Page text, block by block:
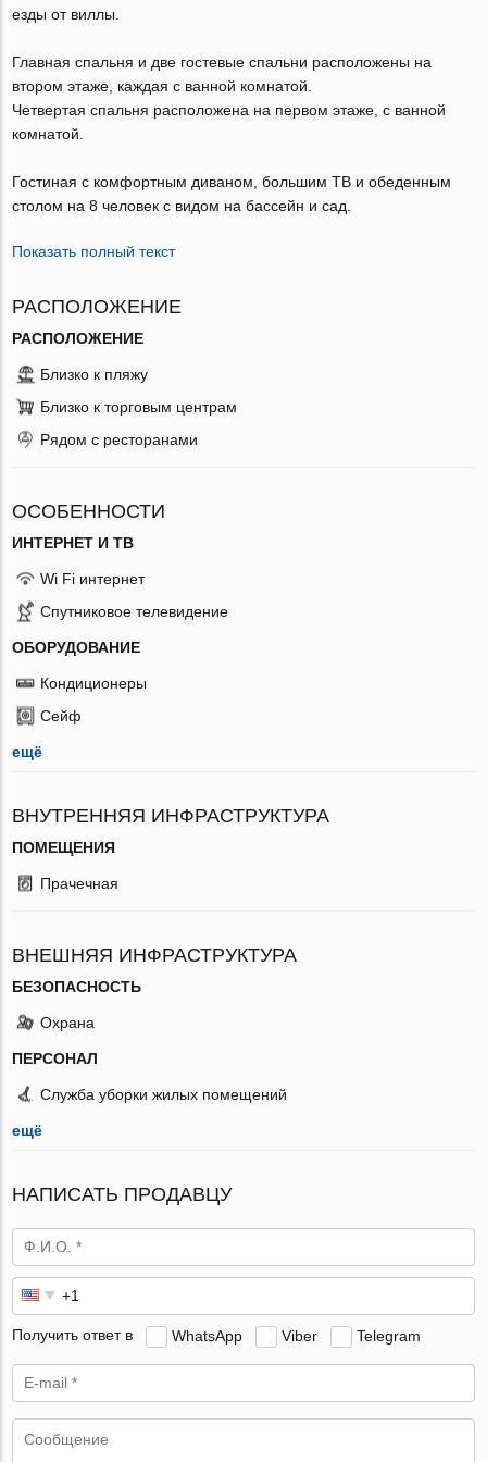
езды от виллы.
Главная спальня и две гостевые спальни расположены на
втором этаже, каждая с ванной комнатой.
Четвертая спальня расположена на первом этаже, с ванной
комнатой.
Гостиная с комфортным диваном, большим ТВ и обеденным
столом на 8 человек с видом на бассейн и сад.
Показать полный текст
РАСПОЛОЖЕНИЕ
РАСПОЛОЖЕНИЕ
Близко к пляжу
Близко к торговым центрам
Рядом с ресторанами
ОСОБЕННОСТИ
ИНТЕРНЕТ И ТВ
Wi Fi интернет
Спутниковое телевидение
ОБОРУДОВАНИЕ
Кондиционеры
Сейф
ещё
ВНУТРЕННЯЯ ИНФРАСТРУКТУРА
ПОМЕЩЕНИЯ
Прачечная
ВНЕШНЯЯ ИНФРАСТРУКТУРА
БЕЗОПАСНОСТЬ
Охрана
ПЕРСОНАЛ
Служба уборки жилых помещений
ещё
НАПИСАТЬ ПРОДАВЦУ
Получить ответ в WhatsApp Viber Telegram